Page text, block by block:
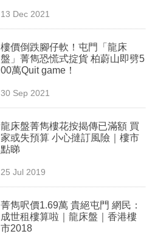
13 Dec 2021
樓價倒跌腳仔軟！屯門「龍床
盤」菁雋恐慌式掟貨 柏蔚山即劈5
00萬Quit game！
30 Sep 2021
龍床盤菁雋樓花按揭傳已滿額 買
家或失預算 小心撻訂風險｜樓市
點睇
25 Jul 2019
菁雋呎價1.69萬 貴絕屯門 網民：
成世租樓算啦｜龍床盤｜香港樓
市2018